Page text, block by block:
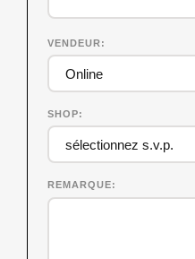
VENDEUR
SHOP
REMARQUE